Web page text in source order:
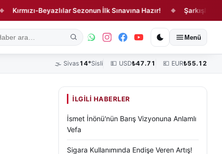
Beyazlılar Sezonun İlk Sınavına Hazır! ◆ Şarkışla'da Feci
Kültür, Sanat ve Tarih Yaşam Sivas Vefat Edenler Köşe
Menü
🌫️ Sivas 14°Sisli 💵 USD₺47.71 💶 EUR₺55.12
İLGILI HABERLER
İsmet İnönü'nün Barış Vizyonuna Anlamlı
Vefa
Sigara Kullanımında Endişe Veren Artış!